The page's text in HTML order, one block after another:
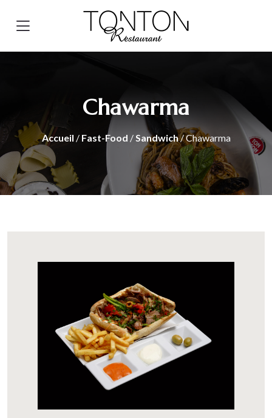
Chawarma
Accueil / Fast-Food /Sandwich/ Chawarma